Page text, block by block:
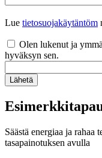
Lue tietosuojakäytäntöm
Olen lukenut ja
hyväksyn sen.
Lähetä
Säästä energiaa ja rahaa
tasapainotuksen avulla